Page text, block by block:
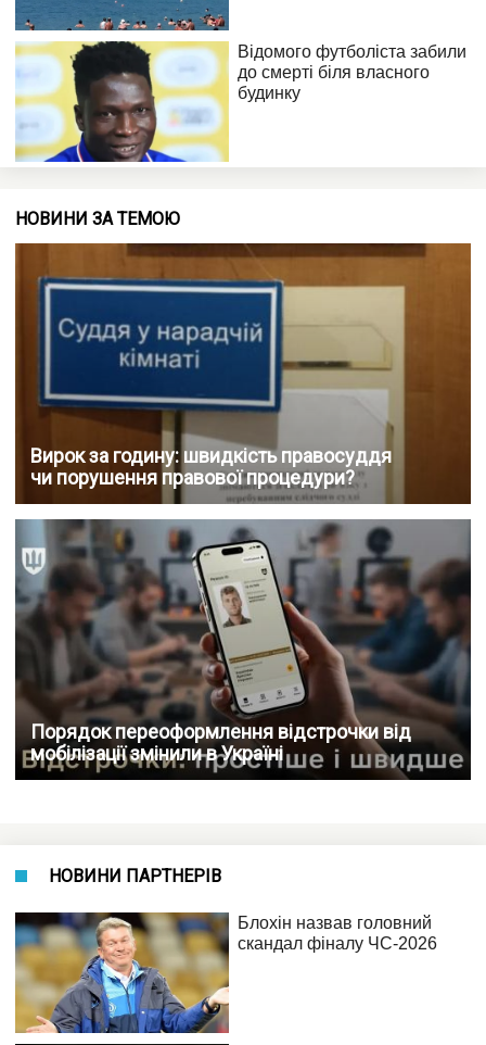
НОВИНИ ЗА ТЕМОЮ
Вирок за годину: швидкість правосуддя
чи порушення правової процедури?
Порядок переоформлення відстрочки від
мобілізації змінили в Україні
НОВИНИ ПАРТНЕРІВ